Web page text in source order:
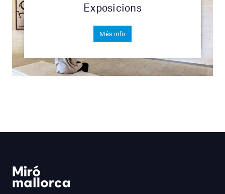
Exposicions
Més info